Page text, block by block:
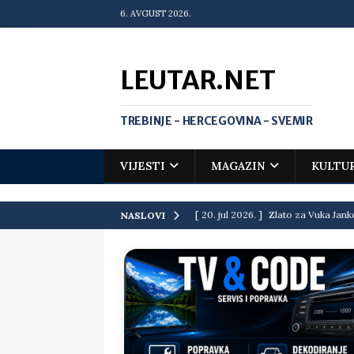
6. AVGUST 2026.
LEUTAR.NET
TREBINJE - HERCEGOVINA - SVEMIR
VIJESTI MAGAZIN
NASLOVI [ 20. jul 2026. ] Zlato za Vuka
[ 19. jul 2026. ] Da li i obraz ima
[ 16. jul 2026. ] Mile će da ti
[ 16. jul 2026. ] Krediti i dugovi
[ 15. jul 2026. ] Politički potres u